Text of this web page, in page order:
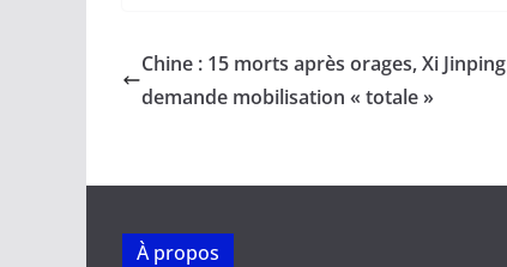
b
o
k
l s
A
p
e
dI
y
Li
k
g
Chine : 15 morts après orages, Xi Jinping
demande mobilisation « totale »
À propos